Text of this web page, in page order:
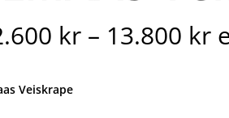
kr – 13.800 kr
Veiskrape